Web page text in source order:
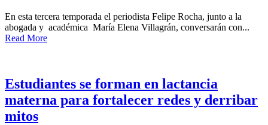
En esta tercera temporada el periodista Felipe Rocha, junto a la
abogada y académica María Elena Villagrán, conversarán con...
Read More
Estudiantes se forman en lactancia
materna para fortalecer redes y derribar
mitos